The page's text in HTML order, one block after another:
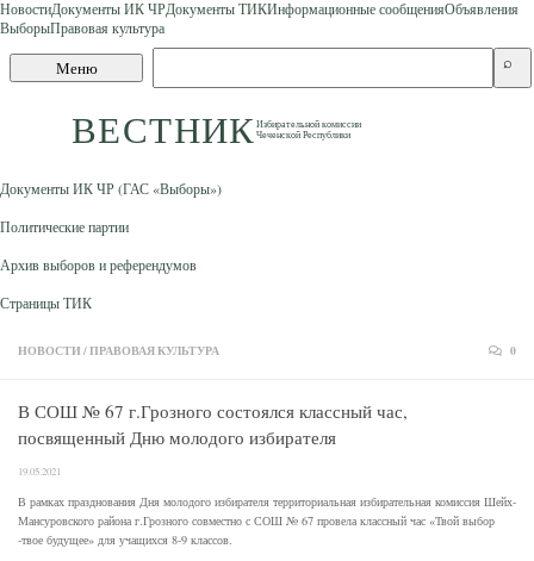
Skip to content
НовостиДокументы ИК ЧРДокументы ТИКИнформационные сообщенияОбъявления
ВыборыПравовая культура
Меню
ВЕСТНИКИзбирательной комиссии
Чеченской Республики
сайту
⌕
Документы ИК ЧР (ГАС «Выборы»)
Политические партии
Архив выборов и референдумов
Страницы ТИК
НОВОСТИ /ПРАВОВАЯ КУЛЬТУРА 0
В СОШ № 67 г.Грозного состоялся классный час,
посвященный Дню молодого избирателя
19.05.2021
В рамках празднования Дня молодого избирателя территориальная избирательная комиссия Шейх-
Мансуровского района г.Грозного совместно с СОШ № 67 провела классный час «Твой выбор
-твое будущее» для учащихся 8-9 классов.